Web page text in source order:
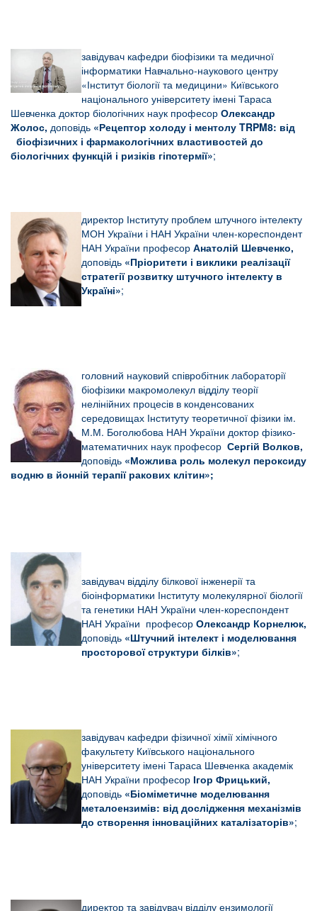
завідувач кафедри біофізики та медичної
інформатики Навчально-наукового центру
«Інститут біології та медицини» Київського
національного університету імені Тараса
Шевченка доктор біологічних наук професор Олександр
Жолос, доповідь «Рецептор холоду і ментолу TRPM8: від
біофізичних і фармакологічних властивостей до
біологічних функцій і ризіків гіпотермії»;
директор Інституту проблем штучного інтелекту
МОН України і НАН України член-кореспондент
НАН України професор Анатолій Шевченко,
доповідь «Пріоритети і виклики реалізації
стратегії розвитку штучного інтелекту в
Україні»;
головний науковий співробітник лабораторії
біофізики макромолекул відділу теорії
нелінійних процесів в конденсованих
середовищах Інституту теоретичної фізики ім.
М.М. Боголюбова НАН України доктор фізико-
математичних наук професор Сергій Волков,
доповідь «Можлива роль молекул пероксиду
водню в йонній терапії ракових клітин»;
завідувач відділу білкової інженерії та
біоінформатики Інституту молекулярної біології
та генетики НАН України член-кореспондент
НАН України професор Олександр Корнелюк,
доповідь «Штучний інтелект і моделювання
просторової структури білків»;
завідувач кафедри фізичної хімії хімічного
факультету Київського національного
університету імені Тараса Шевченка академік
НАН України професор Ігор Фрицький,
доповідь «Біоміметичне моделювання
металоензимів: від дослідження механізмів
до створення інноваційних каталізаторів»;
директор та завідувач відділу ензимології